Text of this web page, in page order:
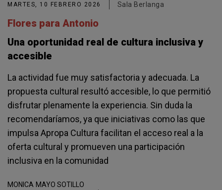
MARTES, 10 FEBRERO 2026 Sala Berlanga
Flores para Antonio
Una oportunidad real de cultura inclusiva y
accesible
La actividad fue muy satisfactoria y adecuada. La
propuesta cultural resultó accesible, lo que permitió
disfrutar plenamente la experiencia. Sin duda la
recomendaríamos, ya que iniciativas como las que
impulsa Apropa Cultura facilitan el acceso real a la
oferta cultural y promueven una participación
inclusiva en la comunidad
MONICA MAYO SOTILLO